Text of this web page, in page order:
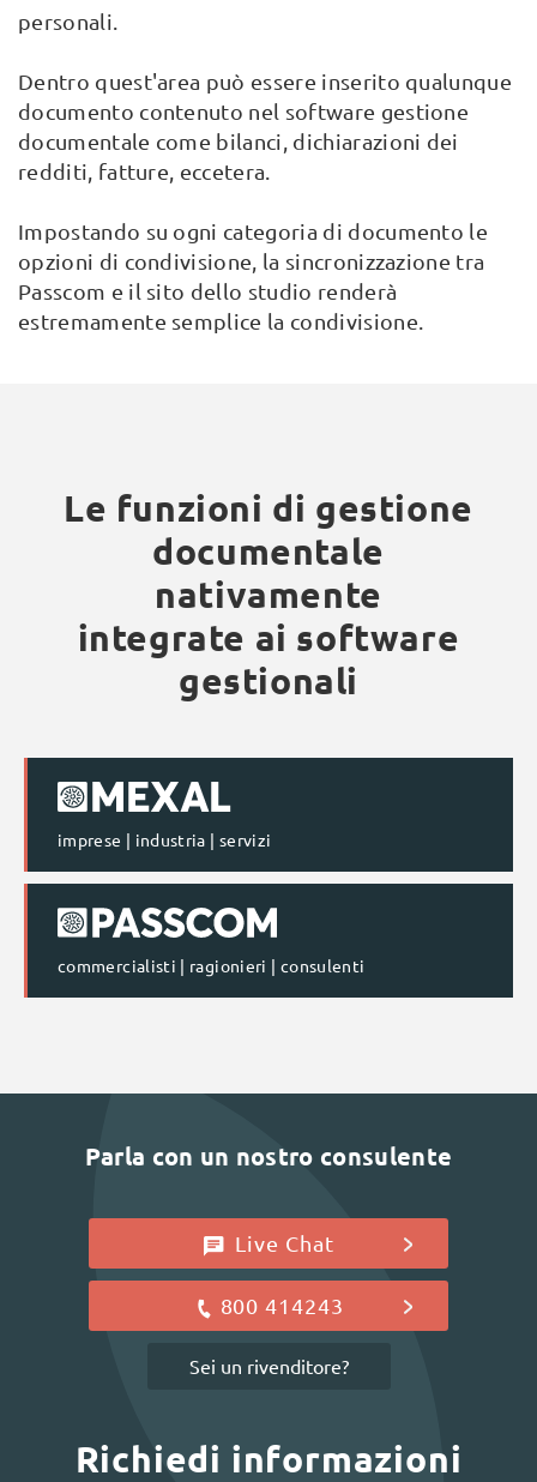
personali.
Dentro quest'area può essere inserito qualunque
documento contenuto nel software gestione
documentale come bilanci, dichiarazioni dei
redditi, fatture, eccetera.
Impostando su ogni categoria di documento le
opzioni di condivisione, la sincronizzazione tra
Passcom e il sito dello studio renderà
estremamente semplice la condivisione.
Le funzioni di gestione
documentale
nativamente
integrate ai software
gestionali
imprese | industria | servizi
commercialisti | ragionieri | consulenti
Parla con un nostro consulente
Live Chat
800 414243
Sei un rivenditore?
Richiedi informazioni